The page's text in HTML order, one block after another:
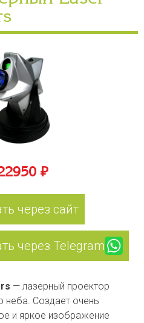
₽
через сайт
через Telegram
— лазерный проектор
неба. Создает очень
и яркое изображение